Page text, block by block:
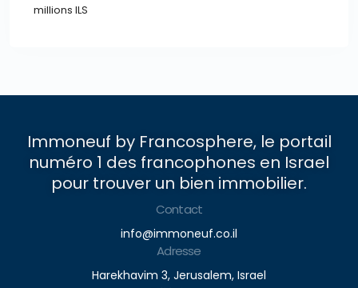
millions ILS
Immoneuf by Francosphere, le portail
numéro 1 des francophones en Israel
pour trouver un bien immobilier.
Contact
info@immoneuf.co.il
Adresse
Harekhavim 3, Jerusalem, Israel